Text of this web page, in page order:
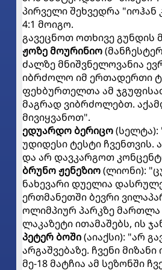
პირველი შეხვედრა
4:1 მოიგო.
გავეცნოთ ოთხივე გუნდის
ჟოზე მოურინიო
ძალზე მნიშვნელოვანია
იბრძოლო იმ ერთადერთი
ფეხბურთელთა ამ
მაგრად ვიბრძოლებთ.
მივიყვანოთ".
ედუარდო ბერიცო(სელტა):
უდიდესი ტესტი
და არ დავკარგოთ
ბრუნო ჟენეზიო(ლიონი):
ნახევარი დუელია
ერთმანეთში ბევრი
ოლიმპიურ პარკზე მართლა
ლაკაზეტი ითამაშებს, ის
პეტერ ბოში(აიაქსი): "არ
არგაშვებაზე. ჩვენი
მე-18 მატჩია ამ სეზონში